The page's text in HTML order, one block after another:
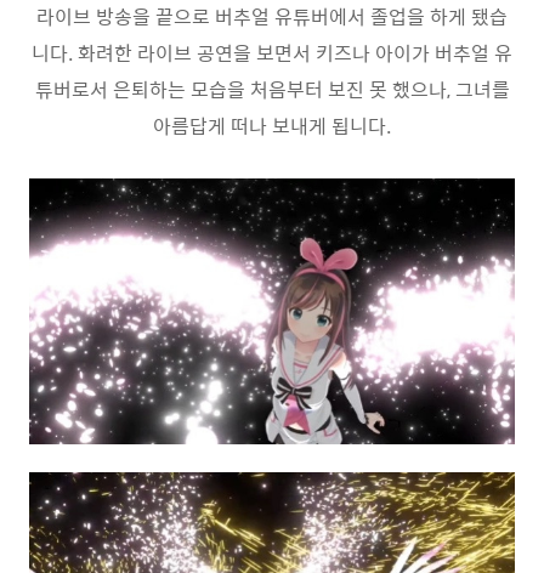
라이브 방송을 끝으로 버추얼 유튜버에서 졸업을 하게 됐습
니다. 화려한 라이브 공연을 보면서 키즈나 아이가 버추얼 유
튜버로서 은퇴하는 모습을 처음부터 보진 못 했으나, 그녀를
아름답게 떠나 보내게 됩니다.